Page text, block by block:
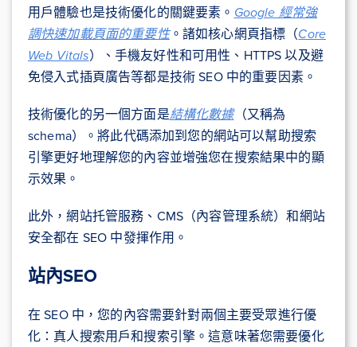
用戶體驗也是技術優化的關鍵要素。 Google 經常強
調快速加載頁面的重要性。諸如核心網頁指標（Core
Web Vitals）、手機友好性和可用性、HTTPS 以及避
免侵入式插頁廣告等都是技術 SEO 中的重要因素。
技術優化的另一個方面是結構化數據（又稱為
schema）。將此代碼添加到您的網站可以幫助搜索
引擎更好地理解您的內容並增強您在搜索結果中的顯
示效果。
此外，網站托管服務、CMS（內容管理系統）和網站
安全都在 SEO 中發揮作用。
站內SEO
在 SEO 中，您的內容需要針對兩個主要受眾進行優
化：真人搜索用戶和搜索引擎。這意味著您需要優化